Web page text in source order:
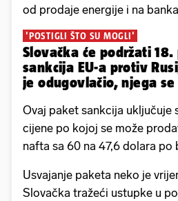
od prodaje energije i na
'POSTIGLI ŠTO SU MOGLI'
Slovačka će podržati
sankcija EU-a protiv
je odugovlačio, njega
Ovaj paket sankcija uključuje
cijene po kojoj se može
nafta sa 60 na 47,6 dolara po
Usvajanje paketa neko je
Slovačka tražeći ustupke u